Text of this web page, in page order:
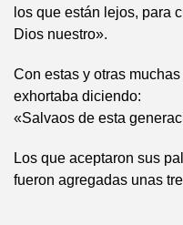
los que están lejos, para
Dios nuestro».
Con estas y otras
exhortaba diciendo:
«Salvaos de esta
Los que aceptaron sus
fueron agregadas unas